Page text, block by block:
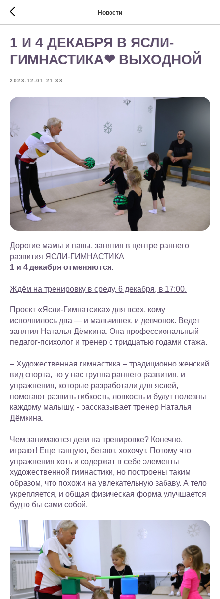
Новости
1 И 4 ДЕКАБРЯ В ЯСЛИ-
ГИМНАСТИКА❤ ВЫХОДНОЙ
2023-12-01 21:38
Дорогие мамы и папы, занятия в центре раннего
развития ЯСЛИ-ГИМНАСТИКА
1 и 4 декабря отменяются.
Ждём на тренировку в среду, 6 декабря, в 17:00.
Проект «Ясли-Гимнатсика» для всех, кому
исполнилось два — и мальчишек, и девчонок. Ведет
занятия Наталья Дёмкина. Она профессиональный
педагог-психолог и тренер с тридцатью годами стажа.
– Художественная гимнастика – традиционно женский
вид спорта, но у нас группа раннего развития, и
упражнения, которые разработали для яслей,
помогают развить гибкость, ловкость и будут полезны
каждому малышу, - рассказывает тренер Наталья
Дёмкина.
Чем занимаются дети на тренировке? Конечно,
играют! Еще танцуют, бегают, хохочут. Потому что
упражнения хоть и содержат в себе элементы
художественной гимнастики, но построены таким
образом, что похожи на увлекательную забаву. А тело
укрепляется, и общая физическая форма улучшается
будто бы сами собой.